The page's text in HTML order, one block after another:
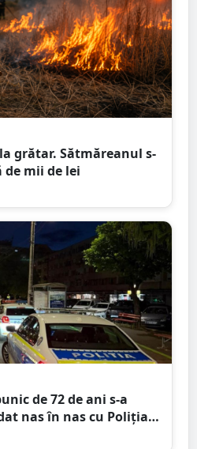
grătar. Sătmăreanul s-
de mii de lei
de 72 de ani s-a
nas în nas cu Poliția